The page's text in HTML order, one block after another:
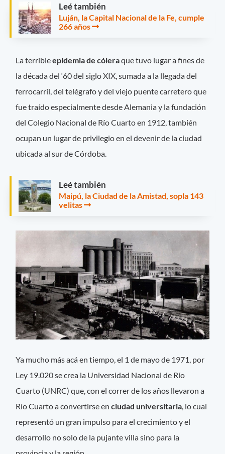
Leé también
Luján, la Capital Nacional de la Fe, cumple
266 años
La terribleepidemia de cóleraque tuvo lugar a fines de
la década del ‘60 del siglo XIX, sumada a la llegada del
ferrocarril, del telégrafo y del viejo puente carretero que
fue traído especialmente desde Alemania y la fundación
del Colegio Nacional de Río Cuarto en 1912, también
ocupan un lugar de privilegio en el devenir de la ciudad
ubicada al sur de Córdoba.
Leé también
Maipú, la Ciudad de la Amistad, sopla 143
velitas
Ya mucho más acá en tiempo, el 1 de mayo de 1971, por
Ley 19.020 se crea la Universidad Nacional de Río
Cuarto (UNRC) que, con el correr de los años llevaron a
Río Cuarto a convertirse enciudad universitaria, lo cual
representó un gran impulso para el crecimiento y el
desarrollo no solo de la pujante villa sino para la